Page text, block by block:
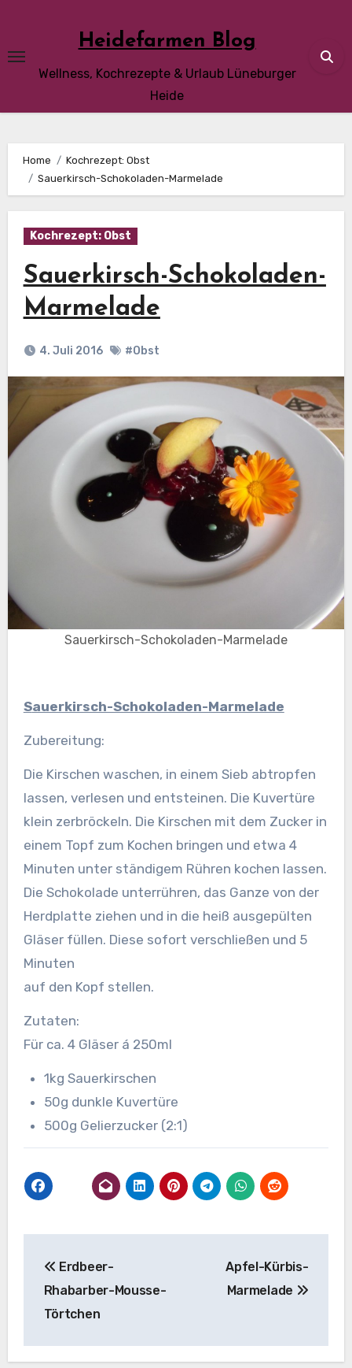
content
Heidefarmen Blog
Wellness, Kochrezepte & Urlaub Lüneburger
Heide
Home
Kochrezept: Obst
Sauerkirsch-Schokoladen-Marmelade
Kochrezept: Obst
Sauerkirsch-Schokoladen-
Marmelade
4. Juli 2016 #Obst
Sauerkirsch-Schokoladen-Marmelade
Sauerkirsch-Schokoladen-Marmelade
Zubereitung:
Die Kirschen waschen, in einem Sieb abtropfen
lassen, verlesen und entsteinen. Die Kuvertüre
klein zerbröckeln. Die Kirschen mit dem Zucker in
einem Topf zum Kochen bringen und etwa 4
Minuten unter ständigem Rühren kochen lassen.
Die Schokolade unterrühren, das Ganze von der
Herdplatte ziehen und in die heiß ausgepülten
Gläser füllen. Diese sofort verschließen und 5
Minuten
auf den Kopf stellen.
Zutaten:
Für ca. 4 Gläser á 250ml
1kg Sauerkirschen
50g dunkle Kuvertüre
500g Gelierzucker (2:1)
Erdbeer-
Rhabarber-Mousse-
Törtchen
Apfel-Kürbis-
Marmelade